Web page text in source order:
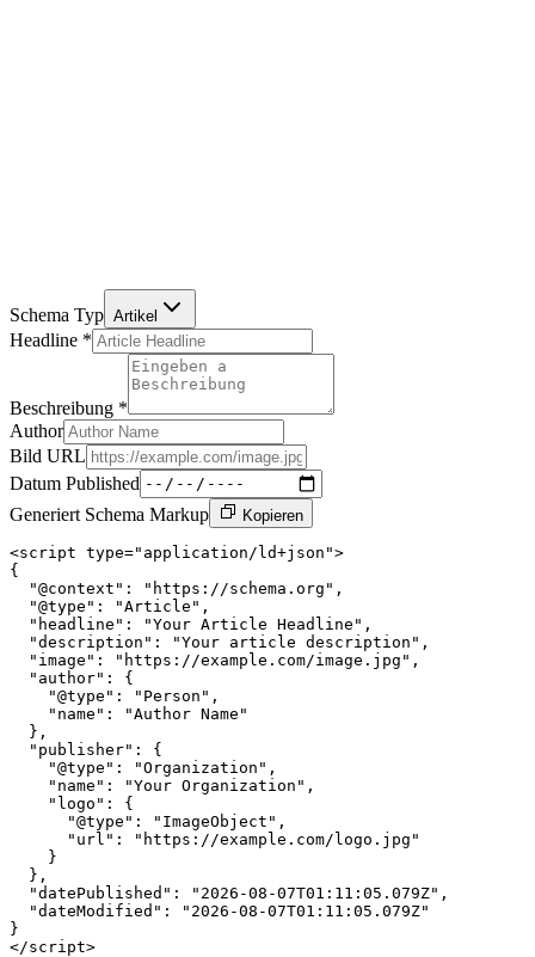
Schema Typ Artikel
Headline *
Beschreibung *
Author
Bild URL
Datum Published
Generiert Schema Markup
Kopieren
<script type="application/ld+json">
{
  "@context": "https://schema.org",
  "@type": "Article",
  "headline": "Your Article Headline",
  "description": "Your article description",
  "image": "https://example.com/image.jpg",
  "author": {
    "@type": "Person",
    "name": "Author Name"
  },
  "publisher": {
    "@type": "Organization",
    "name": "Your Organization",
    "logo": {
      "@type": "ImageObject",
      "url": "https://example.com/logo.jpg"
    }
  },
  "datePublished": "2026-08-07T01:11:05.079Z",
  "dateModified": "2026-08-07T01:11:05.079Z"
}
</script>